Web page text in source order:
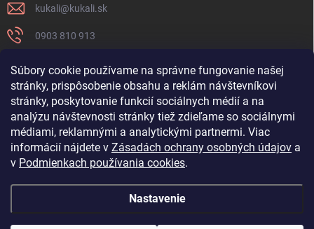
Súbory cookie používame na správne fungovanie našej
stránky, prispôsobenie obsahu a reklám návštevníkovi
stránky, poskytovanie funkcií sociálnych médií a na
analýzu návštevnosti stránky tiež zdieľame so sociálnymi
médiami, reklamnými a analytickými partnermi. Viac
informácií nájdete v Zásadách ochrany osobných údajov a
v Podmienkach používania cookies.
Nastavenie
kukali@kukali.sk
0903 810 913
Nenechajte si ujsť novinky a sledujte nás na FB
kukalishop
Copyright 2026www.kukali.sk. Všetky práva vyhradené.Upraviť nastavenie